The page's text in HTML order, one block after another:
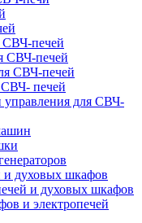
СВЧ-печей
СВЧ-печей
СВЧ-печей
СВЧ- печей
для СВЧ-
и духовых шкафов
и духовых шкафов
и электропечей